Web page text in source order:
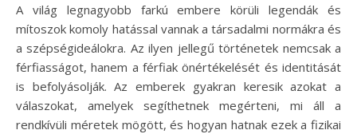
A világ legnagyobb farkú embere körüli legendák és
mítoszok komoly hatással vannak a társadalmi normákra és
a szépségideálokra. Az ilyen jellegű történetek nemcsak a
férfiasságot, hanem a férfiak önértékelését és identitását
is befolyásolják. Az emberek gyakran keresik azokat a
válaszokat, amelyek segíthetnek megérteni, mi áll a
rendkívüli méretek mögött, és hogyan hatnak ezek a fizikai